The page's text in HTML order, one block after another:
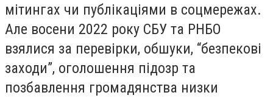
мітингах чи публікаціями в соцмережах.
Але восени 2022 року СБУ та РНБО
взялися за перевірки, обшуки, “безпекові
заходи”, оголошення підозр та
позбавлення громадянства низки